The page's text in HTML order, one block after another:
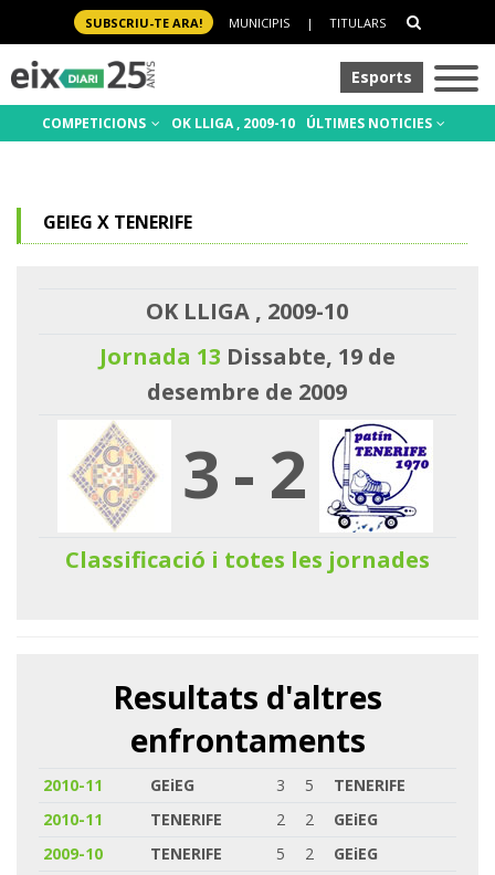
SUBSCRIU-TE ARA! MUNICIPIS | TITULARS
Esports
COMPETICIONS OK LLIGA , 2009-10 ÚLTIMES NOTICIES
GEIEG X TENERIFE
OK LLIGA , 2009-10
Jornada 13 Dissabte, 19 de
desembre de 2009
3- 2
Classificació i totes les jornades
Resultats d'altres
enfrontaments
2010-11 GEiEG 3 5
TENERIFE
2010-11
TENERIFE 2 2
GEiEG
2009-10
TENERIFE 5 2
GEiEG